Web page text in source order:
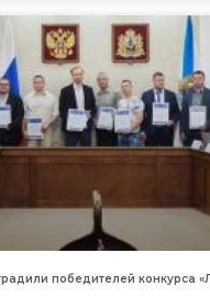
победителей конкурса